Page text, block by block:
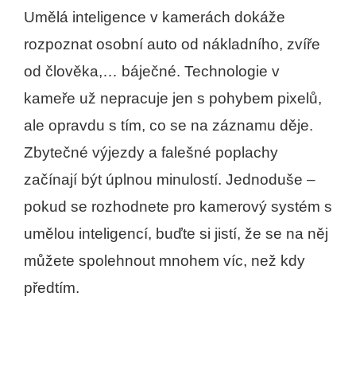
Umělá inteligence v kamerách dokáže
rozpoznat osobní auto od nákladního, zvíře
od člověka,… báječné. Technologie v
kameře už nepracuje jen s pohybem pixelů,
ale opravdu s tím, co se na záznamu děje.
Zbytečné výjezdy a falešné poplachy
začínají být úplnou minulostí. Jednoduše –
pokud se rozhodnete pro kamerový systém s
umělou inteligencí, buďte si jistí, že se na něj
můžete spolehnout mnohem víc, než kdy
předtím.